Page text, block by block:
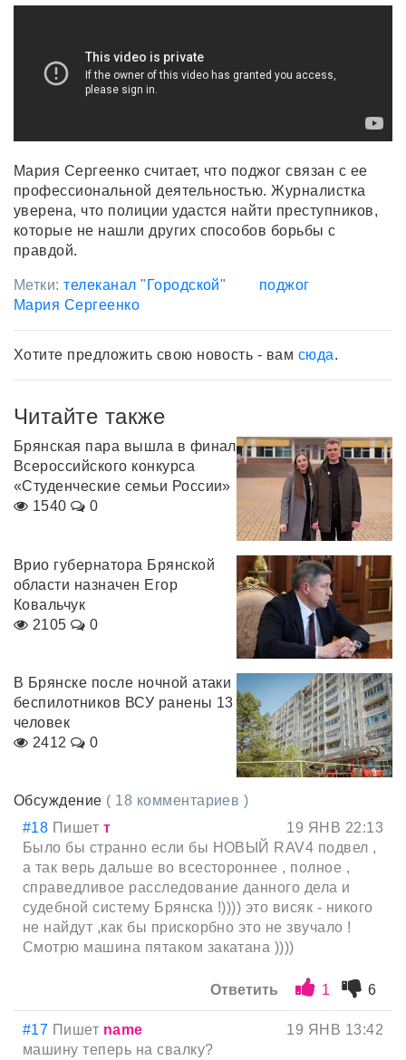
Мария Сергеенко считает, что поджог связан с ее
профессиональной деятельностью. Журналистка
уверена, что полиции удастся найти преступников,
которые не нашли других способов борьбы с
правдой.
Метки:телеканал "Городской"
поджог
Мария Сергеенко
Хотите предложить свою новость - вам сюда.
Читайте также
Брянская пара вышла в финал
Всероссийского конкурса
«Студенческие семьи России»
1540
0
Врио губернатора Брянской
области назначен Егор
Ковальчук
2105
0
В Брянске после ночной атаки
беспилотников ВСУ ранены 13
человек
2412
0
Обсуждение ( 18 комментариев )
#18 Пишет т
19 ЯНВ 22:13
Было бы странно если бы НОВЫЙ RAV4 подвел ,
а так верь дальше во всестороннее , полное ,
справедливое расследование данного дела и
судебной систему Брянска !)))) это висяк - никого
не найдут ,как бы прискорбно это не звучало !
Смотрю машина пятаком закатана ))))
Ответить 1 6
#17 Пишет name
19 ЯНВ 13:42
машину теперь на свалку?